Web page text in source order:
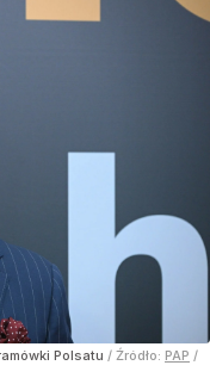
Polsatu / Źródło: PAP /